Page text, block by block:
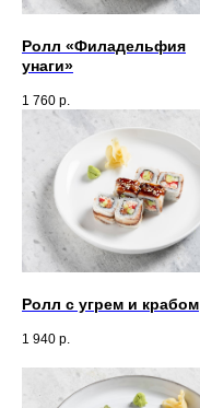
Ролл «Филадельфия
унаги»
1 760 р.
Ролл с угрем и крабом
1 940 р.